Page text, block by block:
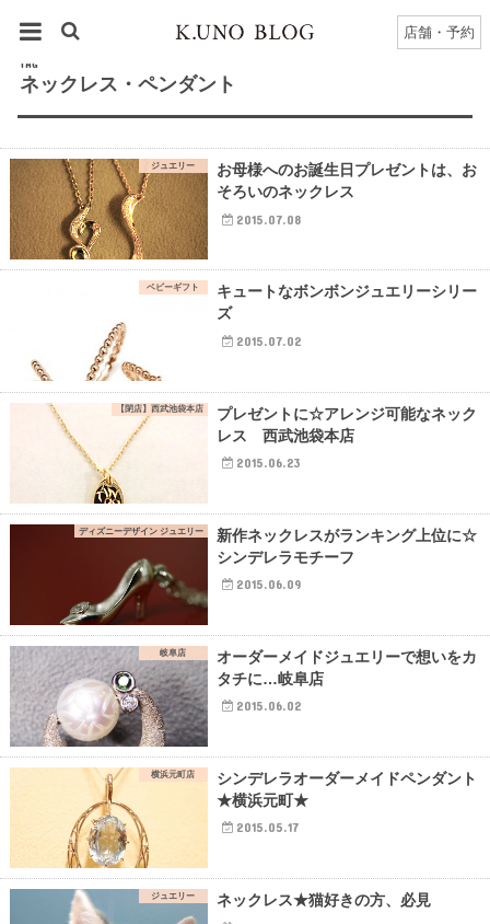
店舗・予約
TAG
ネックレス・ペンダント
ジュエリー
お母様へのお誕生日プレゼントは、お
そろいのネックレス
2015.07.08
ベビーギフト
キュートなボンボンジュエリーシリー
ズ
2015.07.02
【閉店】西武池袋本店
プレゼントに☆アレンジ可能なネック
レス 西武池袋本店
2015.06.23
ディズニーデザイン ジュエリー
新作ネックレスがランキング上位に☆
シンデレラモチーフ
2015.06.09
岐阜店
オーダーメイドジュエリーで想いをカ
タチに…岐阜店
2015.06.02
横浜元町店
シンデレラオーダーメイドペンダント
★横浜元町★
2015.05.17
ジュエリー ネックレス★猫好きの方、必見